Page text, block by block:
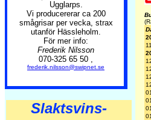
Ugglarps.
Vi producererar ca 200
smågrisar per vecka, strax
utanför Hässleholm.
För mer info:
Frederik Nilsson
070-325 65 50 ,
frederik.nilsson@swipnet.se
Slaktsvins-